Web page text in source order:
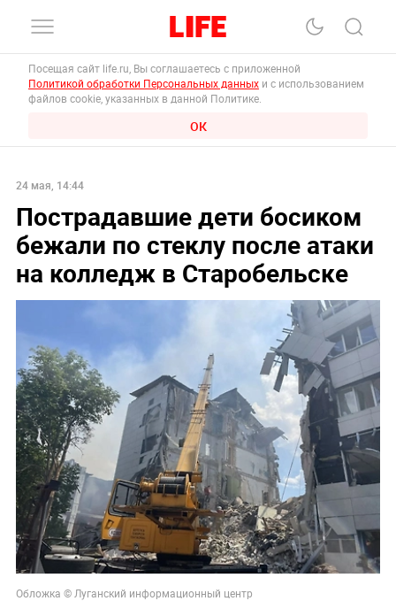
Посещая сайт life.ru, Вы соглашаетесь с приложенной
Политикой обработки Персональных данных и с использованием
файлов cookie, указанных в данной Политике.
ОК
24 мая, 14:44
Пострадавшие дети босиком
бежали по стеклу после атаки
на колледж в Старобельске
Обложка © Луганский информационный центр